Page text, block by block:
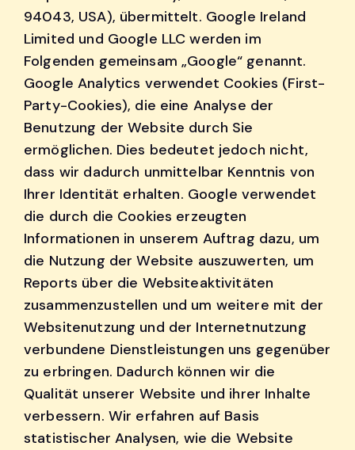
94043, USA), übermittelt. Google Ireland
Limited und Google LLC werden im
Folgenden gemeinsam „Google“ genannt.
Google Analytics verwendet Cookies (First-
Party-Cookies), die eine Analyse der
Benutzung der Website durch Sie
ermöglichen. Dies bedeutet jedoch nicht,
dass wir dadurch unmittelbar Kenntnis von
Ihrer Identität erhalten. Google verwendet
die durch die Cookies erzeugten
Informationen in unserem Auftrag dazu, um
die Nutzung der Website auszuwerten, um
Reports über die Websiteaktivitäten
zusammenzustellen und um weitere mit der
Websitenutzung und der Internetnutzung
verbundene Dienstleistungen uns gegenüber
zu erbringen. Dadurch können wir die
Qualität unserer Website und ihrer Inhalte
verbessern. Wir erfahren auf Basis
statistischer Analysen, wie die Website